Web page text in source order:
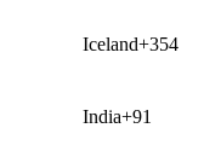
Iceland+354
India+91